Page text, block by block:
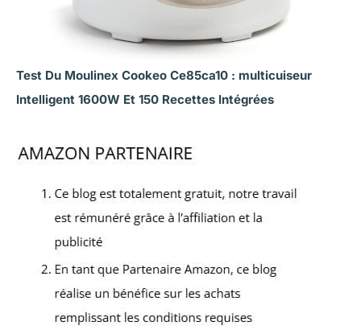
Test Du Moulinex Cookeo Ce85ca10 : multicuiseur
Intelligent 1600W Et 150 Recettes Intégrées